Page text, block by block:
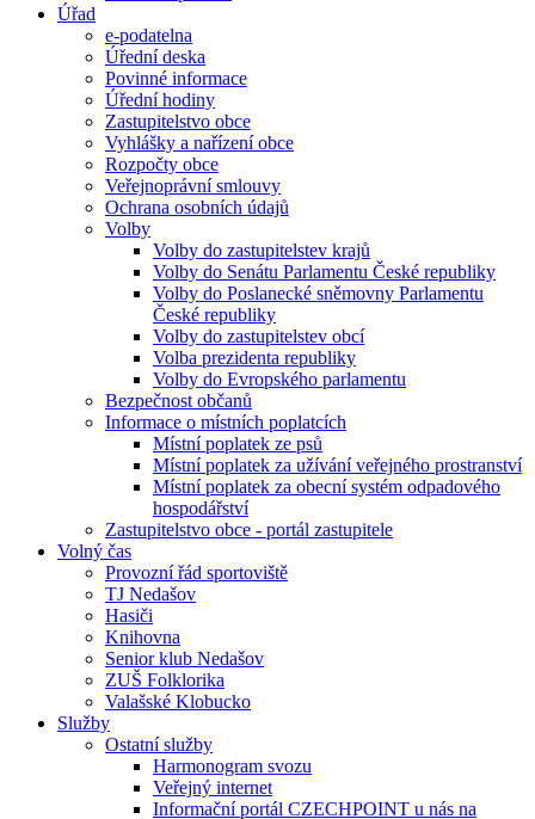
Úřad
e-podatelna
Úřední deska
Povinné informace
Úřední hodiny
Zastupitelstvo obce
Vyhlášky a nařízení obce
Rozpočty obce
Veřejnoprávní smlouvy
Ochrana osobních údajů
Volby
Volby do zastupitelstev krajů
Volby do Senátu Parlamentu České republiky
Volby do Poslanecké sněmovny Parlamentu
České republiky
Volby do zastupitelstev obcí
Volba prezidenta republiky
Volby do Evropského parlamentu
Bezpečnost občanů
Informace o místních poplatcích
Místní poplatek ze psů
Místní poplatek za užívání veřejného prostranství
Místní poplatek za obecní systém odpadového
hospodářství
Zastupitelstvo obce - portál zastupitele
Volný čas
Provozní řád sportoviště
TJ Nedašov
Hasiči
Knihovna
Senior klub Nedašov
ZUŠ Folklorika
Valašské Klobucko
Služby
Ostatní služby
Harmonogram svozu
Veřejný internet
Informační portál CZECHPOINT u nás na